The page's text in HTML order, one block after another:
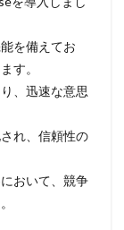
を備えてお
す。
、迅速な意思
れ、信頼性の
おいて、競争